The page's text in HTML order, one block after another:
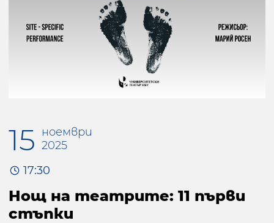
15
ноември
2025
17:30
Нощ на театрите: 11 първи
стъпки